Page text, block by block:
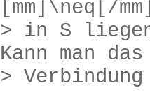
[mm]\neq[/
> in S
Kann man
>